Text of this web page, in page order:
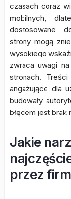
czasach coraz
mobilnych,
dostosowane
strony mogą
wysokiego
zwraca uwagi
stronach.
angażujące dla
budowały
błędem jest brak
Jakie
przez